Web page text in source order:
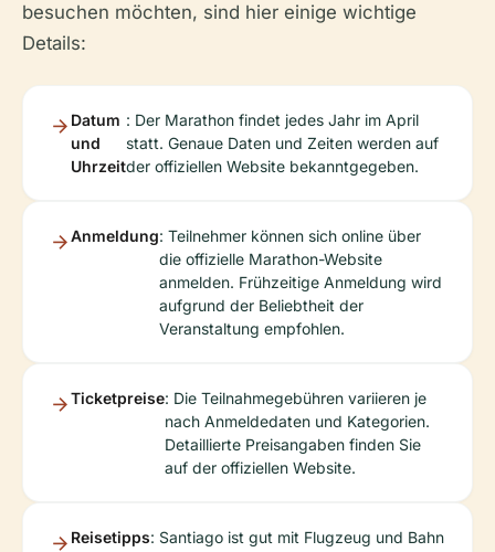
besuchen möchten, sind hier einige wichtige
Details:
Datum
und
Uhrzeit
: Der Marathon findet jedes Jahr im April
statt. Genaue Daten und Zeiten werden auf
der offiziellen Website bekanntgegeben.
Anmeldung: Teilnehmer können sich online über
die offizielle Marathon-Website
anmelden. Frühzeitige Anmeldung wird
aufgrund der Beliebtheit der
Veranstaltung empfohlen.
Ticketpreise: Die Teilnahmegebühren variieren je
nach Anmeldedaten und Kategorien.
Detaillierte Preisangaben finden Sie
auf der offiziellen Website.
Reisetipps: Santiago ist gut mit Flugzeug und Bahn